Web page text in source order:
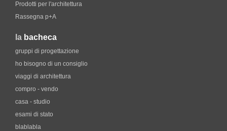
Prodotti per l'architettura
Rassegna p+A
la bacheca
gruppi di progettazione
ho bisogno di un consiglio
viaggi di architettura
compro - vendo
casa - studio
esami di stato
blablabla